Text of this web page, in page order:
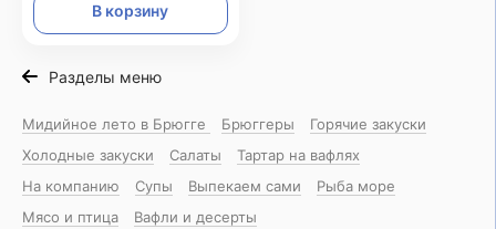
В корзину
Разделы меню
Мидийное лето в Брюгге Брюггеры
Горячие закуски
Холодные закуски
Салаты
Тартар на вафлях
На компанию
Супы Выпекаем сами
Рыба море
Мясо и птица
Вафли и десерты